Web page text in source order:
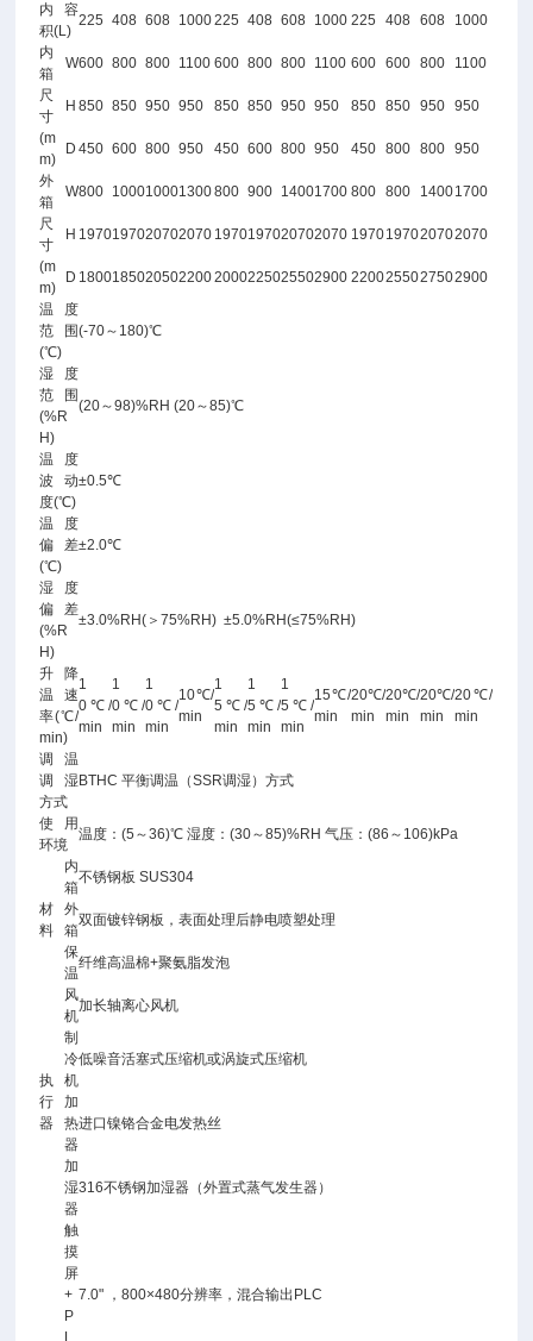
内容
积(L)
225 408 608 1000225 408 608 1000 225 408 608
1000
内
箱
尺
寸
(m
m)
W600 800 800 1100 600 800 800 1100 600 600 800 1100
H 850 850 950 950 850 850 950 950 850 850 950 950
D 450 600 800 950 450 600 800 950 450 800 800
950
外
箱
尺
寸
(m
m)
W800 100010001300800 900 14001700 800 800 14001700
H 1970197020702070 1970197020702070 1970197020702070
D 18001850205022002000225025502900 2200255027502900
温度
范围
(℃)
(-70～180)℃
湿度
范围
(%R
H)
(20～98)%RH (20～85)℃
温度
波动
度(℃)
±0.5℃
温度
偏差
(℃)
±2.0℃
湿度
偏差
(%R
H)
±3.0%RH(＞75%RH) ±5.0%RH(≤75%RH)
升降
温速
率(℃/
min)
1
0℃/
min
1
0℃/
min
1
0℃/
min
10℃/
min
1
5℃/
min
1
5℃/
min
1
5℃/
min
15℃/
min
20℃/
min
20℃/
min
20℃/
min
20℃/
min
调温
调湿
方式
BTHC 平衡调温（SSR调湿）方式
使用
环境
温度：(5～36)℃ 湿度：(30～85)%RH 气压：(86～106)kPa
材
料
内
箱
不锈钢板 SUS304
外
箱
双面镀锌钢板，表面处理后静电喷塑处理
保
温
纤维高温棉+聚氨脂发泡
执
行
器
风
机
加长轴离心风机
制
冷
机
低噪音活塞式压缩机或涡旋式压缩机
加
热
器
进口镍铬合金电发热丝
加
湿
器
316不锈钢加湿器（外置式蒸气发生器）
触
摸
屏
+
P
7.0" ，800×480分辨率，混合输出PLC